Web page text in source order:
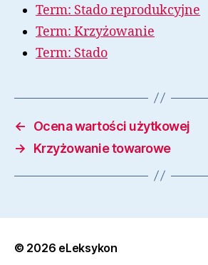
Term: Stado reprodukcyjne
Term: Krzyżowanie
Term: Stado
←
Ocena wartości użytkowej
→
Krzyżowanie towarowe
© 2026 eLeksykon